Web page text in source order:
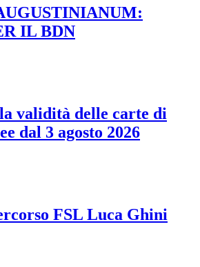
IL BDN
validità delle carte di
dal 3 agosto 2026
FSL Luca Ghini